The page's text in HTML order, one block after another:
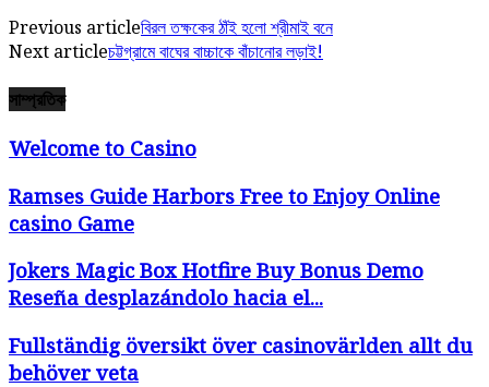
Previous articleবিরল তক্ষকের ঠাঁই হলো শ্রীমাই বনে
Next articleচট্টগ্রামে বাঘের বাচ্চাকে বাঁচানোর লড়াই!
সাম্প্রতিক
Welcome to Casino
Ramses Guide Harbors Free to Enjoy Online
casino Game
Jokers Magic Box Hotfire Buy Bonus Demo
Reseña desplazándolo hacia el...
Fullständig översikt över casinovärlden allt du
behöver veta